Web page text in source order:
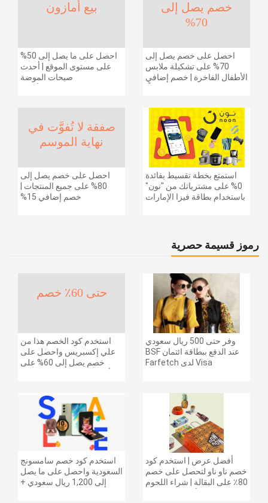
بيع أمازون
احصل على ما يصل إلى 50%
على مستوى الموقع | أحدث
صيحات الموضة
خصم يصل إلى
70%
احصل على خصم يصل إلى
70% على تشكيلة ملابس
الأطفال الفاخرة | خصم إضافي
صفقة لا تُفوَّت في
نهاية الموسم
احصل على خصم يصل إلى
80% على جميع المنتجات |
خصم إضافي 15%
استمتع بخطة تقسيط بفائدة
0% على مشترياتك من "نون"
باستخدام بطاقة فيزا الإمارات
رموز قسيمة حصرية
حتى 60٪ خصم
استخدم كود الخصم هذا من
علي إكسبريس واحصل على
خصم يصل إلى 60% على
بقيمة 155 دولارًا أمريكيًا على
الطلبات التي تزيد قيمتها عن
1425 ريالًا سعوديًا | شحن مج
وفر حتى 500 ريال سعودي
عند الدفع ببطاقة ائتمان BSF
Visa لدى Farfetch
استخدم كود خصم سامسونج
السعودية واحصل على ما يصل
إلى 1,200 ريال سعودي +
أفضل عرض | استخدم كود
خصم ناو ناو لتحصل على خصم
80٪ على البقالة | شراء اللحوم